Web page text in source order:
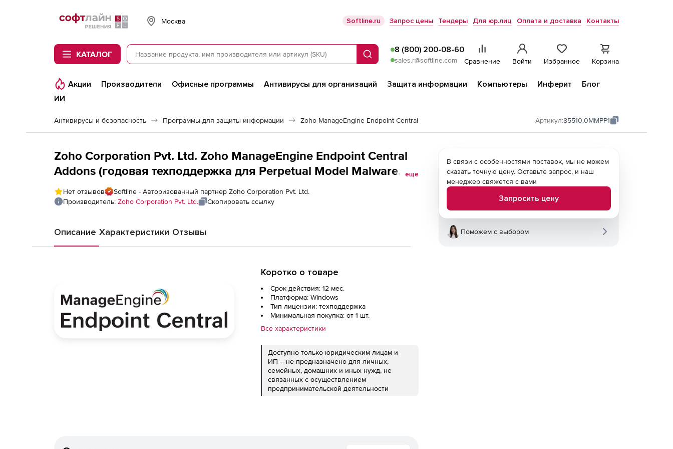
Softline
Москва Softline.ru Запрос цены Тендеры Для юр.лиц Оплата и доставка Контакты
КАТАЛОГ Поиск
8 (800) 200-08-60
sales.r@softline.com Сравнение Войти Избранное Корзина
Акции Производители Офисные программы Антивирусы для организаций Защита информации Компьютеры Инферит
Блог
ИИ
Антивирусы и безопасность Программы для защиты информации Zoho ManageEngine Endpoint Central Артикул:85510.0MMPP1
Zoho Corporation Pvt. Ltd. Zoho ManageEngine Endpoint Central
Addons (годовая техподдержка для Perpetual Model Malware
Protection Addon), fee for 50 Workstations
еще
Нет отзывов
Softline - Авторизованный партнер Zoho Corporation Pvt. Ltd.
Производитель: Zoho Corporation Pvt. Ltd. Скопировать ссылку
Описание Характеристики Отзывы
Коротко о товаре
Срок действия: 12 мес.
Платформа: Windows
Тип лицензии: техподдержка
Минимальная покупка: от 1 шт.
Все характеристики
Доступно только юридическим лицам и
ИП – не предназначено для личных,
семейных, домашних и иных нужд, не
связанных с осуществлением
предпринимательской деятельности
В связи с особенностями поставок, мы не можем
сказать точную цену. Оставьте запрос, и наш
менеджер свяжется с вами
Запросить цену
Поможем с выбором